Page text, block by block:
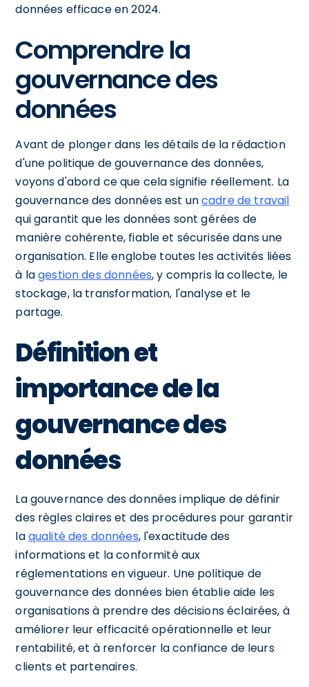
données efficace en 2024.
Comprendre la
gouvernance des
données
Avant de plonger dans les détails de la rédaction
d'une politique de gouvernance des données,
voyons d'abord ce que cela signifie réellement. La
gouvernance des données est uncadre de travail
qui garantit que les données sont gérées de
manière cohérente, fiable et sécurisée dans une
organisation. Elle englobe toutes les activités liées
à lagestion des données, y compris la collecte, le
stockage, la transformation, l'analyse et le
partage.
Définition et
importance de la
gouvernance des
données
La gouvernance des données implique de définir
des règles claires et des procédures pour garantir
laqualité des données, l'exactitude des
informations et la conformité aux
réglementations en vigueur. Une politique de
gouvernance des données bien établie aide les
organisations à prendre des décisions éclairées, à
améliorer leur efficacité opérationnelle et leur
rentabilité, et à renforcer la confiance de leurs
clients et partenaires.